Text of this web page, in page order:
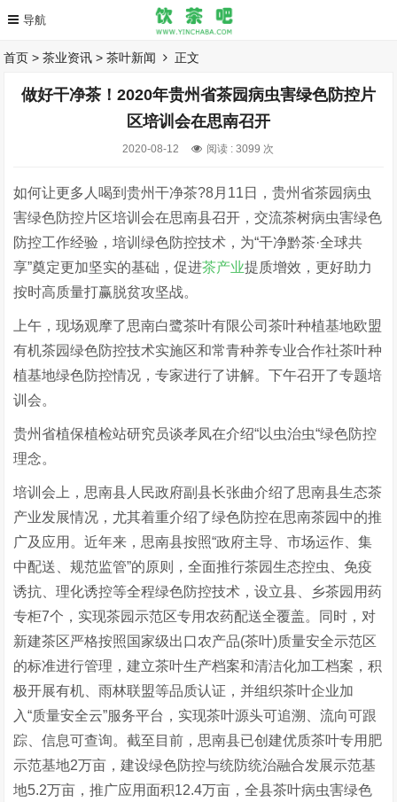
首页 >茶业资讯 >茶叶新闻 正文
做好干净茶！2020年贵州省茶园病虫害绿色防控片
区培训会在思南召开
2020-08-12 阅读 :3099 次
如何让更多人喝到贵州干净茶?8月11日，贵州省茶园病虫
害绿色防控片区培训会在思南县召开，交流茶树病虫害绿色
防控工作经验，培训绿色防控技术，为“干净黔茶·全球共
享”奠定更加坚实的基础，促进茶产业提质增效，更好助力
按时高质量打赢脱贫攻坚战。
上午，现场观摩了思南白鹭茶叶有限公司茶叶种植基地欧盟
有机茶园绿色防控技术实施区和常青种养专业合作社茶叶种
植基地绿色防控情况，专家进行了讲解。下午召开了专题培
训会。
贵州省植保植检站研究员谈孝凤在介绍“以虫治虫“绿色防控
理念。
培训会上，思南县人民政府副县长张曲介绍了思南县生态茶
产业发展情况，尤其着重介绍了绿色防控在思南茶园中的推
广及应用。近年来，思南县按照“政府主导、市场运作、集
中配送、规范监管”的原则，全面推行茶园生态控虫、免疫
诱抗、理化诱控等全程绿色防控技术，设立县、乡茶园用药
专柜7个，实现茶园示范区专用农药配送全覆盖。同时，对
新建茶区严格按照国家级出口农产品(茶叶)质量安全示范区
的标准进行管理，建立茶叶生产档案和清洁化加工档案，积
极开展有机、雨林联盟等品质认证，并组织茶叶企业加
入“质量安全云”服务平台，实现茶叶源头可追溯、流向可跟
踪、信息可查询。截至目前，思南县已创建优质茶叶专用肥
示范基地2万亩，建设绿色防控与统防统治融合发展示范基
地5.2万亩，推广应用面积12.4万亩，全县茶叶病虫害绿色